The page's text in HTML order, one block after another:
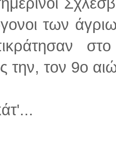
των
την, τον 9ο